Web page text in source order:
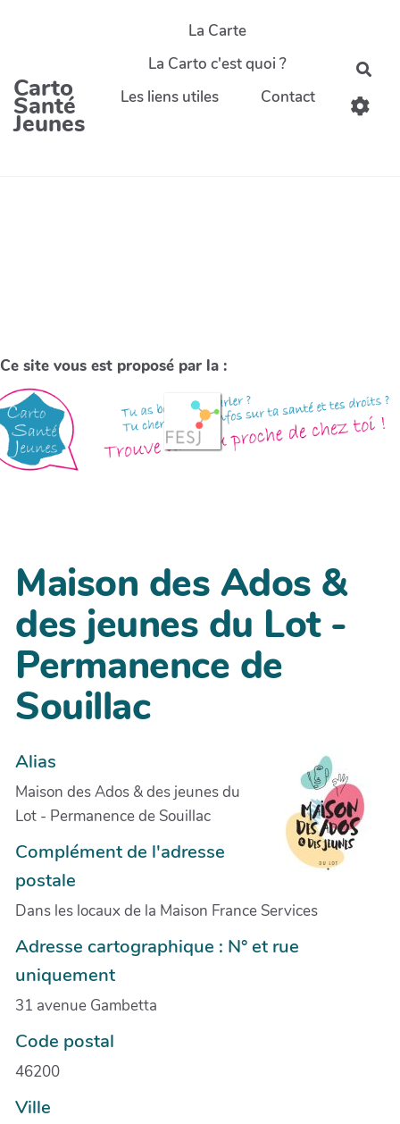
Carto
Santé
Jeunes
La Carte
La Carto c'est quoi ?
Les liens utiles
Contact
Ce site vous est proposé par la :
Maison des Ados &
des jeunes du Lot -
Permanence de
Souillac
Alias
Maison des Ados & des jeunes du
Lot - Permanence de Souillac
Complément de l'adresse
postale
Dans les locaux de la Maison France Services
Adresse cartographique : N° et rue
uniquement
31 avenue Gambetta
Code postal
46200
Ville